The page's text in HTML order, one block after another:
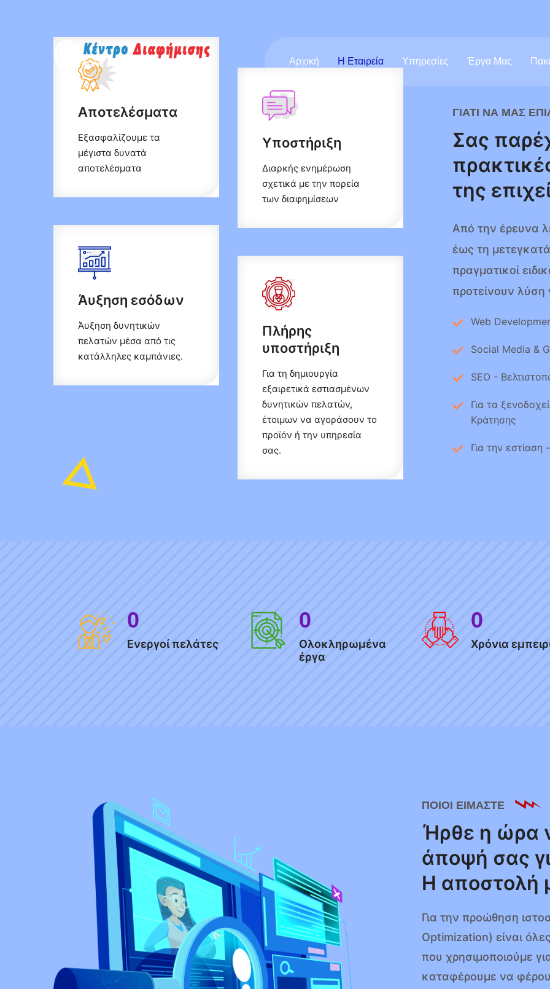
Αρχική Η Εταιρεία Υπηρεσίες Έργα Μας
Αποτελέσματα
Εξασφαλίζουμε τα
μέγιστα δυνατά
αποτελέσματα
Υποστήριξη
Διαρκής ενημέρωση
σχετικά με την πορεία
των διαφημίσεων
Άυξηση εσόδων
Άυξηση δυνητικών
πελατών μέσα από τις
κατάλληλες καμπάνιες.
Πλήρης
υποστήριξη
Για τη δημιουργία
εξαιρετικά εστιασμένων
δυνητικών πελατών,
έτοιμων να αγοράσουν το
προϊόν ή την υπηρεσία
σας.
ΓΙΑΤΙ ΝΑ ΜΑΣ
Σας
της
Από την έρευνα
έως τη
πραγματικοί
προτείνουν λύση
Web
Social Media &
SEO -
Για τα
Κράτησης
Για την
0
Ενεργοί πελάτες
0
Ολοκληρωμένα
έργα
0
Χρόνια
ΠΟΙΟΙ ΕΙΜΑΣΤΕ
Ήρθε η ώρα
άποψή σας
Η αποστολή
Για την προώθηση
Optimization) είναι
που χρησιμοποιούμε
καταφέρουμε να